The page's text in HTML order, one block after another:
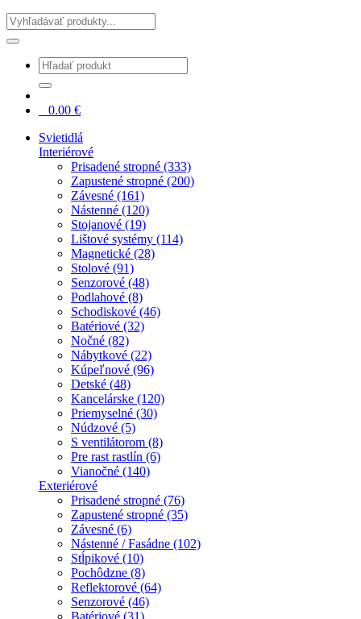
Hladať
0.00 €
Svietidlá
Interiérové
Prisadené stropné (333)
Zapustené stropné (200)
Závesné (161)
Nástenné (120)
Stojanové (19)
Lištové systémy (114)
Magnetické (28)
Stolové (91)
Senzorové (48)
Podlahové (8)
Schodiskové (46)
Batériové (32)
Nočné (82)
Nábytkové (22)
Kúpeľnové (96)
Detské (48)
Kancelárske (120)
Priemyselné (30)
Núdzové (5)
S ventilátorom (8)
Pre rast rastlín (6)
Vianočné (140)
Exteriérové
Prisadené stropné (76)
Zapustené stropné (35)
Závesné (6)
Nástenné / Fasádne (102)
Stĺpikové (10)
Pochôdzne (8)
Reflektorové (64)
Senzorové (46)
Batériové (31)